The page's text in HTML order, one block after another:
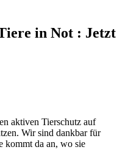
in Not : Jetzt
aktiven Tierschutz auf
Wir sind dankbar für
kommt da an, wo sie